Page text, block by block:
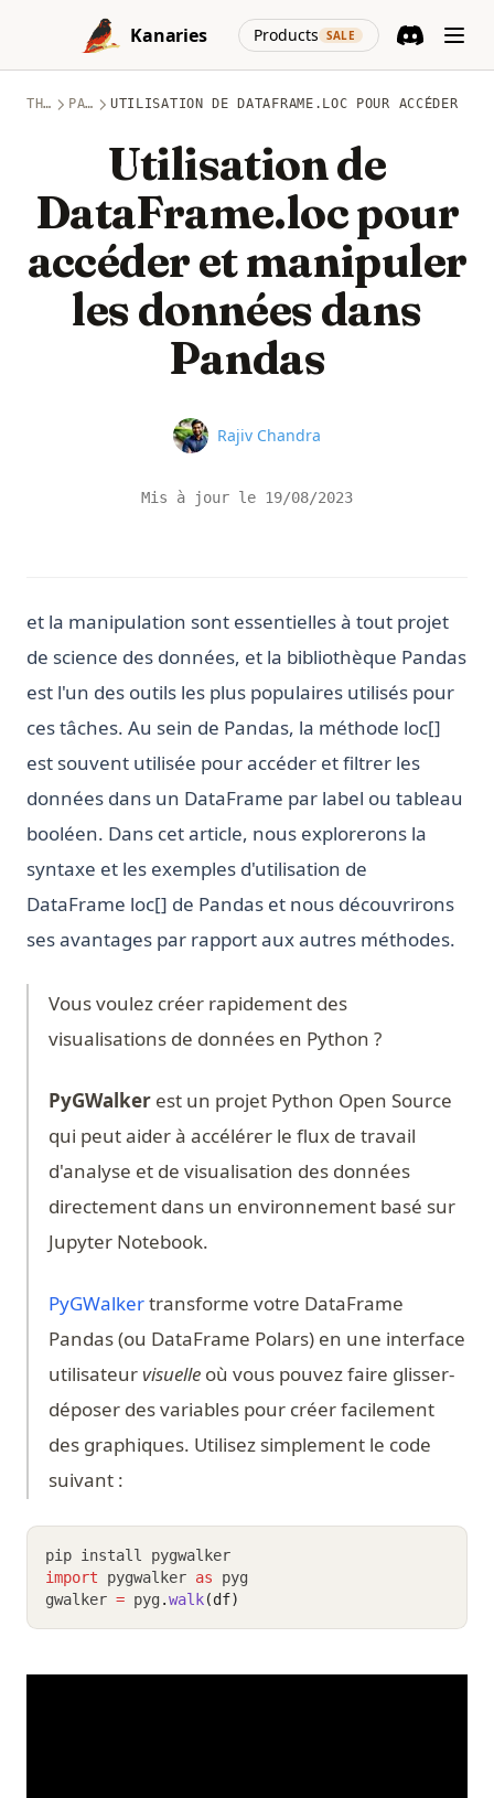
Skip to content
Kanaries
Products SALE
(opens in a
THÈMES PANDAS UTILISATION DE DATAFRAME.LOC POUR ACCÉDER ET
Utilisation de
DataFrame.loc pour
accéder et manipuler
les données dans
Pandas
Name
Rajiv Chandra
Mis à jour le 19/08/2023
et la manipulation sont essentielles à tout projet
de science des données, et la bibliothèque Pandas
est l'un des outils les plus populaires utilisés pour
ces tâches. Au sein de Pandas, la méthode loc[]
est souvent utilisée pour accéder et filtrer les
données dans un DataFrame par label ou tableau
booléen. Dans cet article, nous explorerons la
syntaxe et les exemples d'utilisation de
DataFrame loc[] de Pandas et nous découvrirons
ses avantages par rapport aux autres méthodes.
Vous voulez créer rapidement des
visualisations de données en Python ?
PyGWalkerest un projet Python Open Source
qui peut aider à accélérer le flux de travail
d'analyse et de visualisation des données
directement dans un environnement basé sur
Jupyter Notebook.
PyGWalker(opens in a new tab)
transforme votre DataFrame
Pandas (ou DataFrame Polars) en une interface
utilisateurvisuelleoù vous pouvez faire glisser-
déposer des variables pour créer facilement
des graphiques. Utilisez simplement le code
suivant :
pip install pygwalker
import pygwalker as pyg
gwalker = pyg .walk(df)